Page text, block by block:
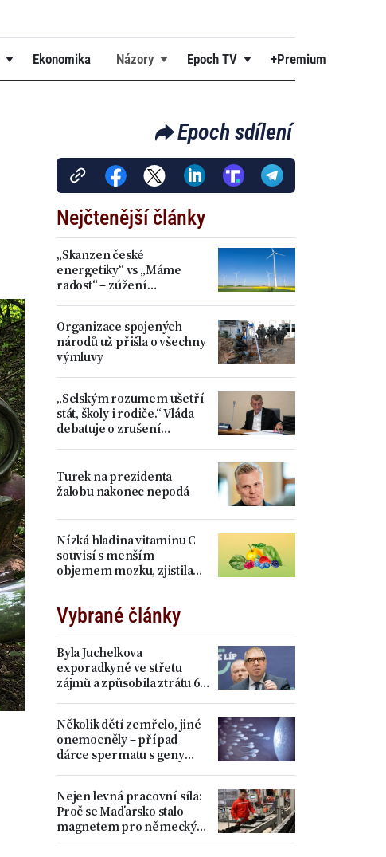
Ekonomika Názory Epoch TV +Premium
Epoch sdílení
Nejčtenější články
„Skanzen české
energetiky“ vs „Máme
radost“ – zúžení
Organizace spojených
národů už přišla o všechny
výmluvy
„Selským rozumem ušetří
stát, školy i rodiče.“ Vláda
debatuje o zrušení
Turek na prezidenta
žalobu nakonec nepodá
Nízká hladina vitaminu C
souvisí s menším
objemem mozku, zjistila
Vybrané články
Byla Juchelkova
exporadkyně ve střetu
zájmů a způsobila ztrátu 64
ministr
Několik dětí zemřelo, jiné
onemocněly – případ
dárce spermatu s geny
Nejen levná pracovní síla:
Proč se Maďarsko stalo
magnetem pro německý